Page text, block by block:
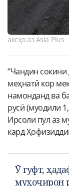
аксҳо аз Asia-Plus
“Чандин
меҳнатӣ кор
намонданд ва
русӣ (муодили
Ирсоли пул аз
кард
Ӯ гуфт,
муҳоҷирон